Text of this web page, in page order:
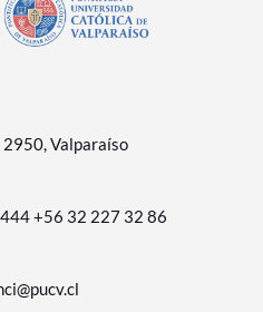
2950, Valparaíso
+56 32 227 32 86